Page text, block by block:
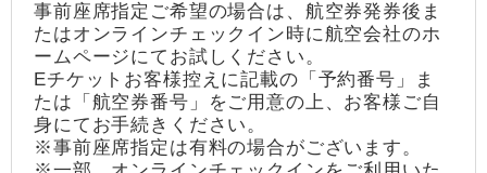
事前座席指定ご希望の場合は、航空券発券後ま
たはオンラインチェックイン時に航空会社のホ
ームページにてお試しください。
Eチケットお客様控えに記載の「予約番号」ま
たは「航空券番号」をご用意の上、お客様ご自
身にてお手続きください。
※事前座席指定は有料の場合がございます。